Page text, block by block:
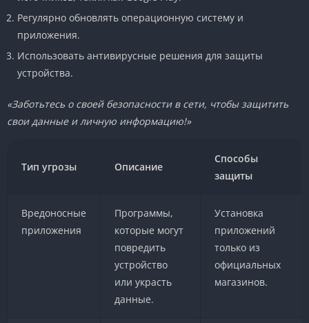
Регулярно обновлять операционную систему и
приложения.
Использовать антивирусные решения для защиты
устройства.
«Заботьтесь о своей безопасности в сети, чтобы защитить
свои данные и личную информацию!»
Тип угрозы Описание
Способы
защиты
Вредоносные
приложения
Программы,
которые могут
повредить
устройство
или украсть
данные.
Установка
приложений
только из
официальных
магазинов.